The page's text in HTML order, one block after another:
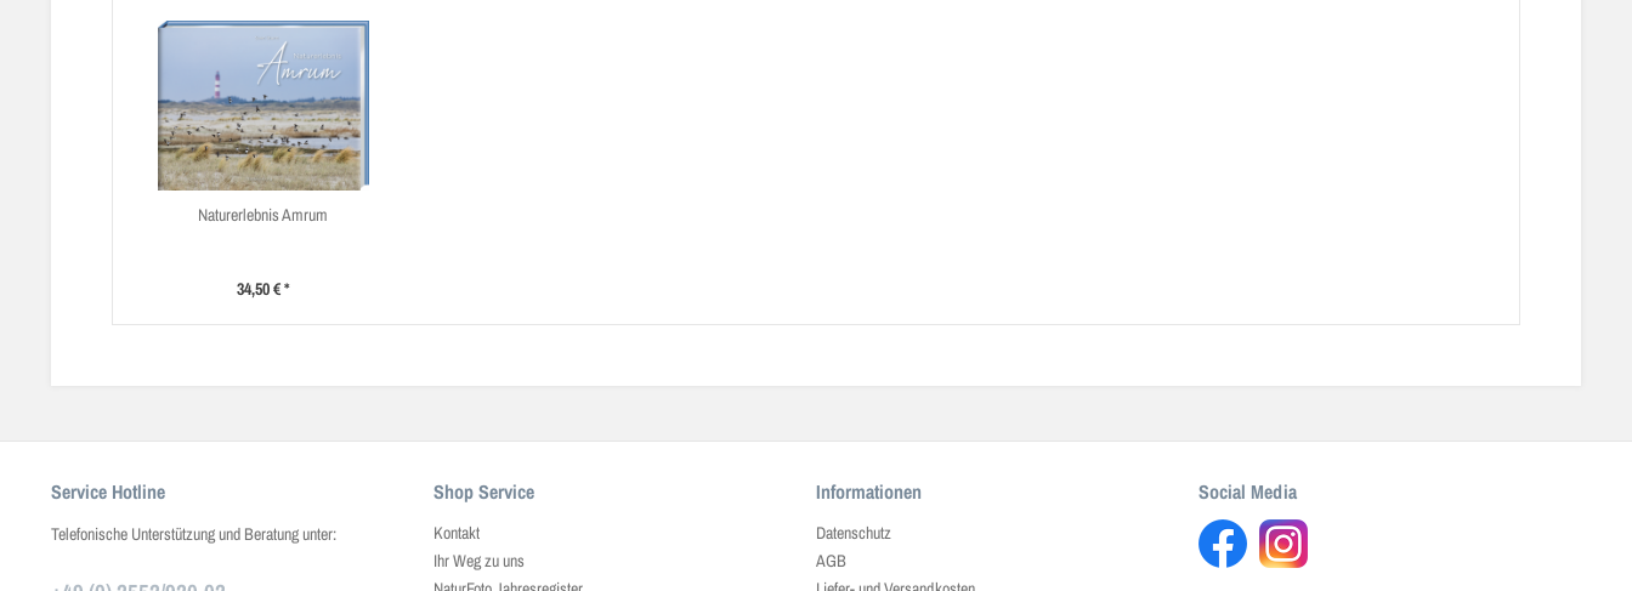
Naturerlebnis Amrum
34,50 € *
Service Hotline
Telefonische Unterstützung und Beratung unter:
Shop Service
Kontakt
Ihr Weg zu uns
Informationen
Datenschutz
AGB
Social Media